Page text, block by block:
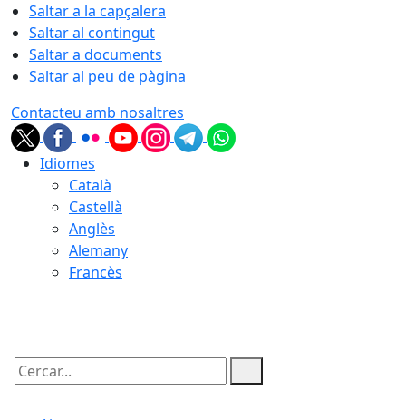
Saltar a la capçalera
Saltar al contingut
Saltar a documents
Saltar al peu de pàgina
Contacteu amb nosaltres
Idiomes
Català
Castellà
Anglès
Alemany
Francès
Cercar: